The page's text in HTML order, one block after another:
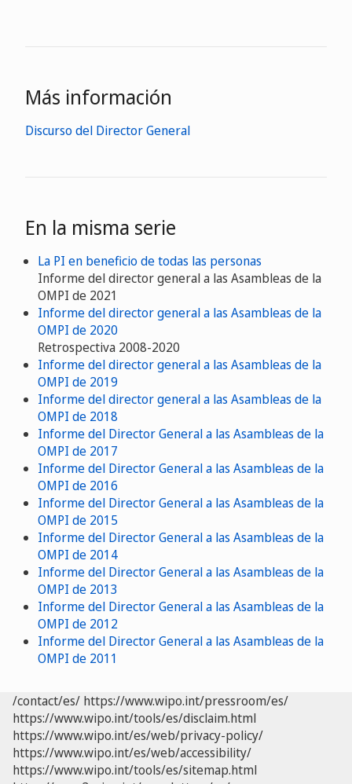
Más información
Discurso del Director General
En la misma serie
La PI en beneficio de todas las personas
Informe del director general a las Asambleas de la
OMPI de 2021
Informe del director general a las Asambleas de la
OMPI de 2020
Retrospectiva 2008-2020
Informe del director general a las Asambleas de la
OMPI de 2019
Informe del director general a las Asambleas de la
OMPI de 2018
Informe del Director General a las Asambleas de la
OMPI de 2017
Informe del Director General a las Asambleas de la
OMPI de 2016
Informe del Director General a las Asambleas de la
OMPI de 2015
Informe del Director General a las Asambleas de la
OMPI de 2014
Informe del Director General a las Asambleas de la
OMPI de 2013
Informe del Director General a las Asambleas de la
OMPI de 2012
Informe del Director General a las Asambleas de la
OMPI de 2011
/contact/es/ https://www.wipo.int/pressroom/es/
https://www.wipo.int/tools/es/disclaim.html
https://www.wipo.int/es/web/privacy-policy/
https://www.wipo.int/es/web/accessibility/
https://www.wipo.int/tools/es/sitemap.html